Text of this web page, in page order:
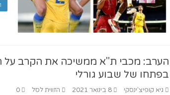
הערב: מכבי ת"א ממשיכה את הקרב על
בפתחו של שבוע גורלי
גיא קופיצ'ינסקי 8 בינואר 2021 הזווית לסל 0